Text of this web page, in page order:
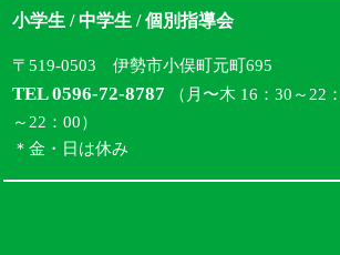
小学生 / 中学生 / 個別指導会
〒519-0503 伊勢市小俣町元町695
TEL 0596-72-8787 （月〜木 16：30～22
～22：00）
＊金・日は休み